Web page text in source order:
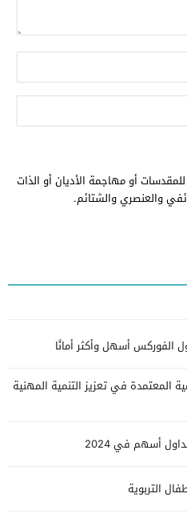
أو مهاجمة الأديان أو الذات
والعنصري والشتائم.
المعتمدة في تعزيز التنمية المهنية
أسهم في 2024
التربوية